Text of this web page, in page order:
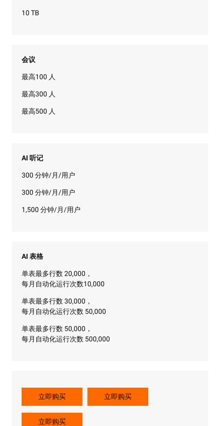
10 TB
会议
最高100 人
最高300 人
最高500 人
AI 听记
300 分钟/月/用户
300 分钟/月/用户
1,500 分钟/月/用户
AI 表格
单表最多行数 20,000，
每月自动化运行次数10,000
单表最多行数 30,000，
每月自动化运行次数 50,000
单表最多行数 50,000，
每月自动化运行次数 500,000
立即购买 立即购买
立即购买